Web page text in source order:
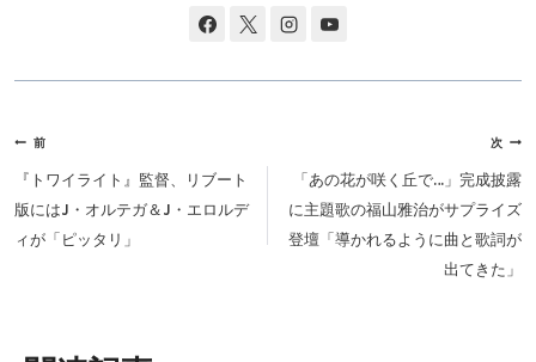
投
稿
ナ
ビ
前
『トワイライト』監督、リブート
版にはJ・オルテガ＆J・エロルデ
ィが「ピッタリ」
次
「あの花が咲く丘で…」完成披露
に主題歌の福山雅治がサプライズ
登壇「導かれるように曲と歌詞が
出てきた」